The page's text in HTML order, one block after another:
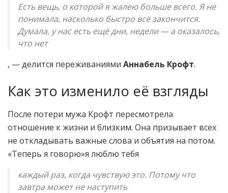
Есть вещь, о которой я жалею больше всего. Я не
понимала, насколько быстро всё закончится.
Думала, у нас есть ещё дни, недели — а оказалось,
что нет
, — делится переживаниями Аннабель Крофт.
Как это изменило её взгляды
После потери мужа Крофт пересмотрела
отношение к жизни и близким. Она призывает всех
не откладывать важные слова и объятия на потом.
«Теперь я говорю»я люблю тебя
каждый раз, когда чувствую это. Потому что
завтра может не наступить